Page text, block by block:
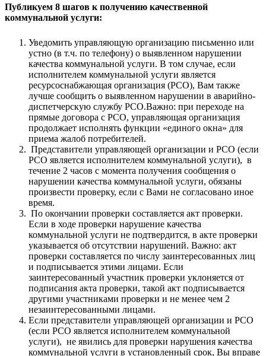
Публикуем 8 шагов к получению качественной
коммунальной услуги:
Уведомить управляющую организацию письменно или
устно (в т.ч. по телефону) о выявленном нарушении
качества коммунальной услуги. В том случае, если
исполнителем коммунальной услуги является
ресурсоснабжающая организация (РСО), Вам также
лучше сообщить о выявленном нарушении в аварийно-
диспетчерскую службу РСО.Важно: при переходе на
прямые договора с РСО, управляющая организация
продолжает исполнять функции «единого окна» для
приема жалоб потребителей.
Представители управляющей организации и РСО (если
РСО является исполнителем коммунальной услуги), в
течение 2 часов с момента получения сообщения о
нарушении качества коммунальной услуги, обязаны
произвести проверку, если с Вами не согласовано иное
время.
По окончании проверки составляется акт проверки.
Если в ходе проверки нарушение качества
коммунальной услуги не подтвердится, в акте проверки
указывается об отсутствии нарушений. Важно: акт
проверки составляется по числу заинтересованных лиц
и подписывается этими лицами. Если
заинтересованный участник проверки уклоняется от
подписания акта проверки, такой акт подписывается
другими участниками проверки и не менее чем 2
незаинтересованными лицами.
Если представители управляющей организации и РСО
(если РСО является исполнителем коммунальной
услуги), не явились для проверки нарушения качества
коммунальной услуги в установленный срок, Вы вправе